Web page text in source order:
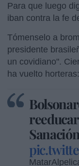
Para que luego
iban contra la fe
Tómenselo a
presidente
un covidiano".
ha vuelto